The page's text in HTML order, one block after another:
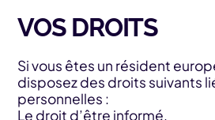
VOS DROITS
Si vous êtes un résident
disposez des droits suivants
personnelles :
Le droit d’être informé.